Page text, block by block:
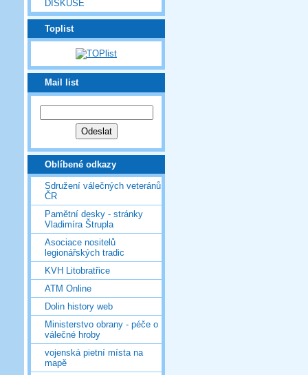
DISKUSE
Toplist
Mail list
Oblíbené odkazy
Sdružení válečných veteránů
ČR
Pamětní desky - stránky
Vladimíra Štrupla
Asociace nositelů
legionářských tradic
KVH Litobratřice
ATM Online
Dolin history web
Ministerstvo obrany - péče o
válečné hroby
vojenská pietní místa na
mapě